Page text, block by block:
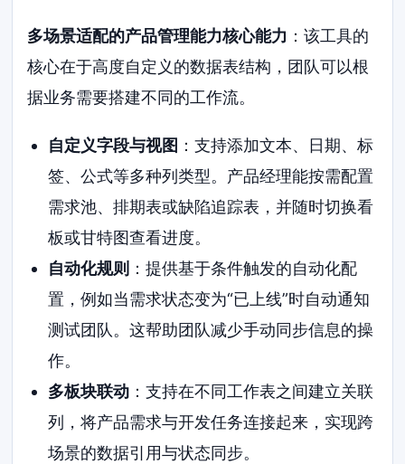
多场景适配的产品管理能力核心能力 ：该工具的
核心在于高度自定义的数据表结构，团队可以根
据业务需要搭建不同的工作流。
自定义字段与视图 ：支持添加文本、日期、标
签、公式等多种列类型。产品经理能按需配置
需求池、排期表或缺陷追踪表，并随时切换看
板或甘特图查看进度。
自动化规则 ：提供基于条件触发的自动化配
置，例如当需求状态变为“已上线”时自动通知
测试团队。这帮助团队减少手动同步信息的操
作。
多板块联动：支持在不同工作表之间建立关联
列，将产品需求与开发任务连接起来，实现跨
场景的数据引用与状态同步。